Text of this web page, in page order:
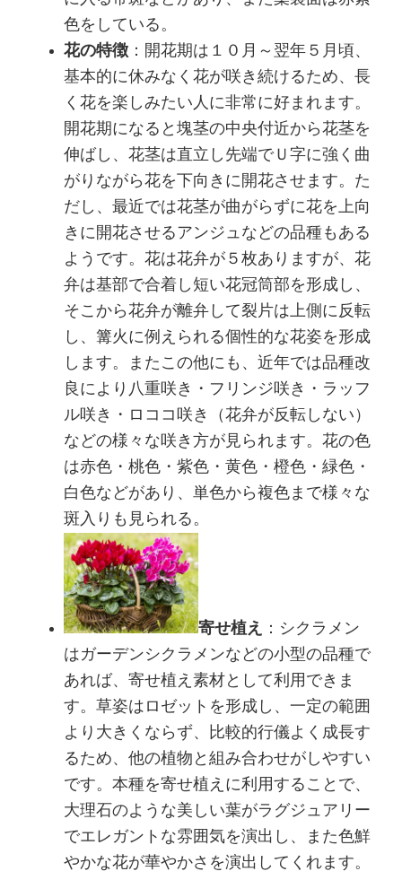
色をしている。
花の特徴 ：開花期は１０月～翌年５月頃、
基本的に休みなく花が咲き続けるため、長
く花を楽しみたい人に非常に好まれます。
開花期になると塊茎の中央付近から花茎を
伸ばし、花茎は直立し先端でＵ字に強く曲
がりながら花を下向きに開花させます。た
だし、最近では花茎が曲がらずに花を上向
きに開花させるアンジュなどの品種もある
ようです。花は花弁が５枚ありますが、花
弁は基部で合着し短い花冠筒部を形成し、
そこから花弁が離弁して裂片は上側に反転
し、篝火に例えられる個性的な花姿を形成
します。またこの他にも、近年では品種改
良により八重咲き・フリンジ咲き・ラッフ
ル咲き・ロココ咲き（花弁が反転しない）
などの様々な咲き方が見られます。花の色
は赤色・桃色・紫色・黄色・橙色・緑色・
白色などがあり、単色から複色まで様々な
斑入りも見られる。
寄せ植え
：シクラメン
はガーデンシクラメンなどの小型の品種で
あれば、寄せ植え素材として利用できま
す。草姿はロゼットを形成し、一定の範囲
より大きくならず、比較的行儀よく成長す
るため、他の植物と組み合わせがしやすい
です。本種を寄せ植えに利用することで、
大理石のような美しい葉がラグジュアリー
でエレガントな雰囲気を演出し、また色鮮
やかな花が華やかさを演出してくれます。